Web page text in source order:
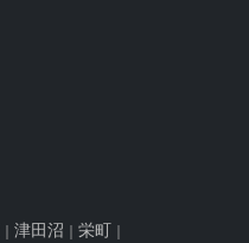
津田沼 栄町